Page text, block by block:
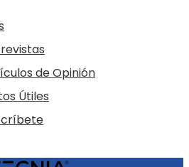
de Opinión
Útiles